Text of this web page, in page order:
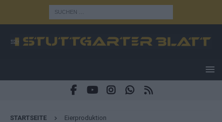
STARTSEITE Eierproduktion